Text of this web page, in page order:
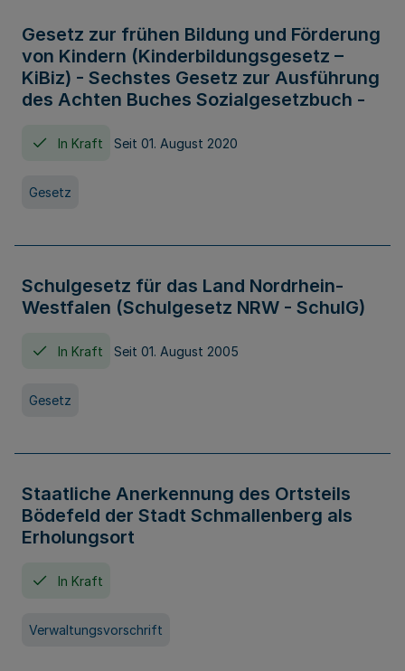
Gesetz zur frühen Bildung und Förderung
von Kindern (Kinderbildungsgesetz –
KiBiz) - Sechstes Gesetz zur Ausführung
des Achten Buches Sozialgesetzbuch -
In Kraft Seit 01. August 2020
Gesetz
Schulgesetz für das Land Nordrhein-
Westfalen (Schulgesetz NRW - SchulG)
In Kraft Seit 01. August 2005
Gesetz
Staatliche Anerkennung des Ortsteils
Bödefeld der Stadt Schmallenberg als
Erholungsort
In Kraft
Verwaltungsvorschrift